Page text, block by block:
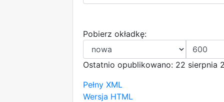
Pobierz okładkę:
Ostatnio opublikowano: 22 sierpnia
Pełny XML
Wersja HTML